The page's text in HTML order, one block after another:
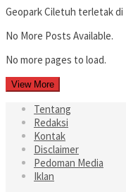
Geopark Ciletuh terletak di
No More Posts Available.
No more pages to load.
View More
Tentang
Redaksi
Kontak
Disclaimer
Pedoman Media
Iklan